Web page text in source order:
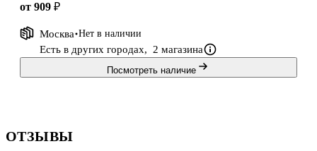
от 909 ₽
Москва Нет в наличии
Есть в других городах, 2 магазина
Посмотреть наличие
ОТЗЫВЫ